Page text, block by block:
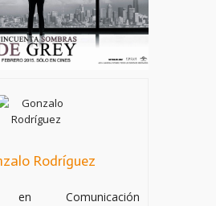
Rodríguez
en Comunicación